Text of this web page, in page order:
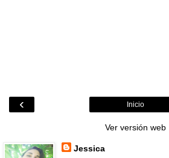
‹ Inicio
Ver versión web
Jessica